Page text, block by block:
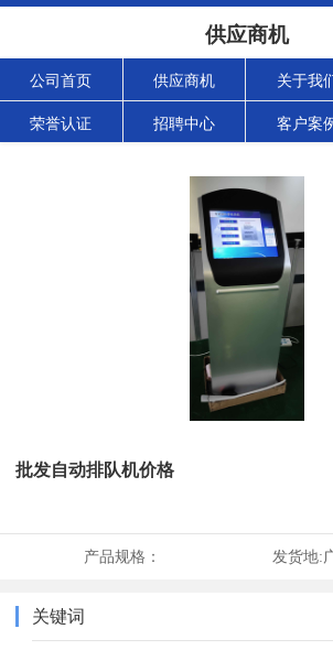
供应商机
公司首页 供应商机 关于我
荣誉认证 招聘中心 客户案
批发自动排队机价格
产品规格： 发货地:
关键词